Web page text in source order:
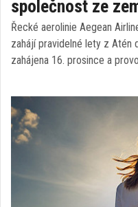
společnost ze
Řecké aerolinie Aegean
zahájí pravidelné lety z Atén
zahájena 16. prosince a